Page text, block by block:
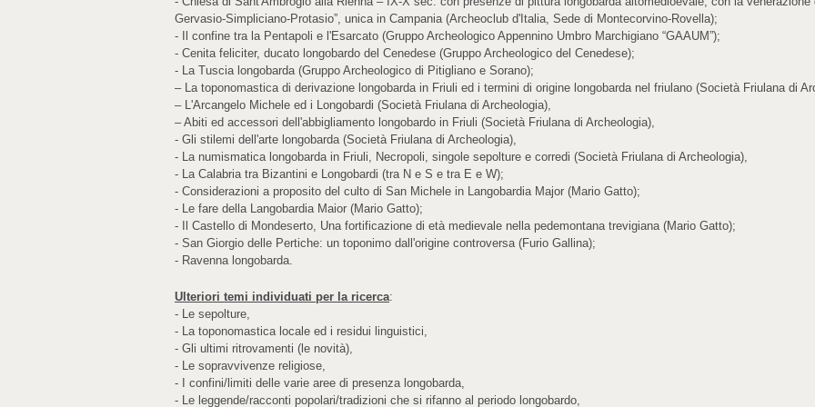
Gervasio-Simpliciano-Protasio”, unica in Campania (Archeoclub d'Italia, Sede di Montecorvino-Rovella);
- Il confine tra la Pentapoli e l'Esarcato (Gruppo Archeologico Appennino Umbro Marchigiano “GAAUM”);
- Cenita feliciter, ducato longobardo del Cenedese (Gruppo Archeologico del Cenedese);
- La Tuscia longobarda (Gruppo Archeologico di Pitigliano e Sorano);
– La toponomastica di derivazione longobarda in Friuli ed i termini di origine longobarda nel friulano (Società Friulana di
– L'Arcangelo Michele ed i Longobardi (Società Friulana di Archeologia),
– Abiti ed accessori dell'abbigliamento longobardo in Friuli (Società Friulana di Archeologia),
- Gli stilemi dell'arte longobarda (Società Friulana di Archeologia),
- La numismatica longobarda in Friuli, Necropoli, singole sepolture e corredi (Società Friulana di Archeologia),
- La Calabria tra Bizantini e Longobardi (tra N e S e tra E e W);
- Considerazioni a proposito del culto di San Michele in Langobardia Major (Mario Gatto);
- Le fare della Langobardia Maior (Mario Gatto);
- Il Castello di Mondeserto, Una fortificazione di età medievale nella pedemontana trevigiana (Mario Gatto);
- San Giorgio delle Pertiche: un toponimo dall'origine controversa (Furio Gallina);
- Ravenna longobarda.
Ulteriori temi individuati per la ricerca:
- Le sepolture,
- La toponomastica locale ed i residui linguistici,
- Gli ultimi ritrovamenti (le novità),
- Le sopravvivenze religiose,
- I confini/limiti delle varie aree di presenza longobarda,
- Le leggende/racconti popolari/tradizioni che si rifanno al periodo longobardo,